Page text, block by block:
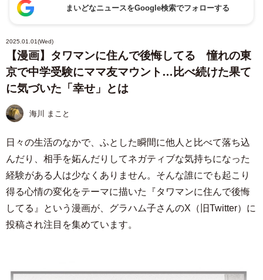
まいどなニュースをGoogle検索でフォローする
2025.01.01(Wed)
【漫画】タワマンに住んで後悔してる 憧れの東
京で中学受験にママ友マウント…比べ続けた果て
に気づいた「幸せ」とは
海川 まこと
日々の生活のなかで、ふとした瞬間に他人と比べて落ち込
んだり、相手を妬んだりしてネガティブな気持ちになった
経験がある人は少なくありません。そんな誰にでも起こり
得る心情の変化をテーマに描いた『タワマンに住んで後悔
してる』という漫画が、グラハム子さんのX（旧Twitter）に
投稿され注目を集めています。